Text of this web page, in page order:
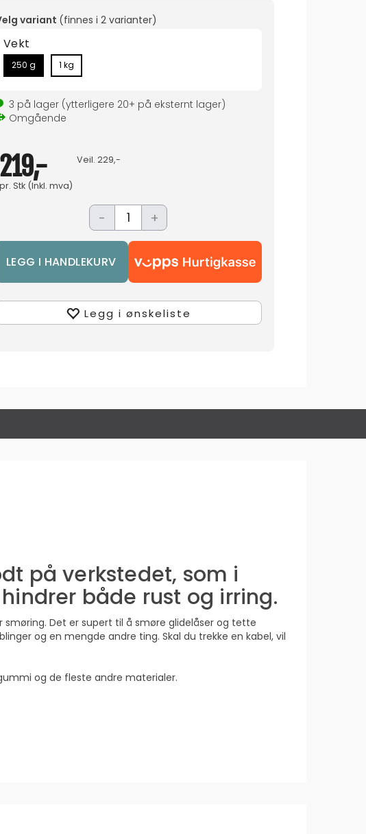
variant (finnes i 2 varianter)
Vekt
250 g 1 kg
3 på lager(ytterligere 20+ på eksternt lager)
Omgående
219,-
pr. Stk(Inkl. mva)
Veil. 229,-
- +
Legg i ønskeliste
på verkstedet, som i
både rust og irring.
Det er supert til å smøre glidelåser og tette
og en mengde andre ting. Skal du trekke en kabel, vil
og de fleste andre materialer.